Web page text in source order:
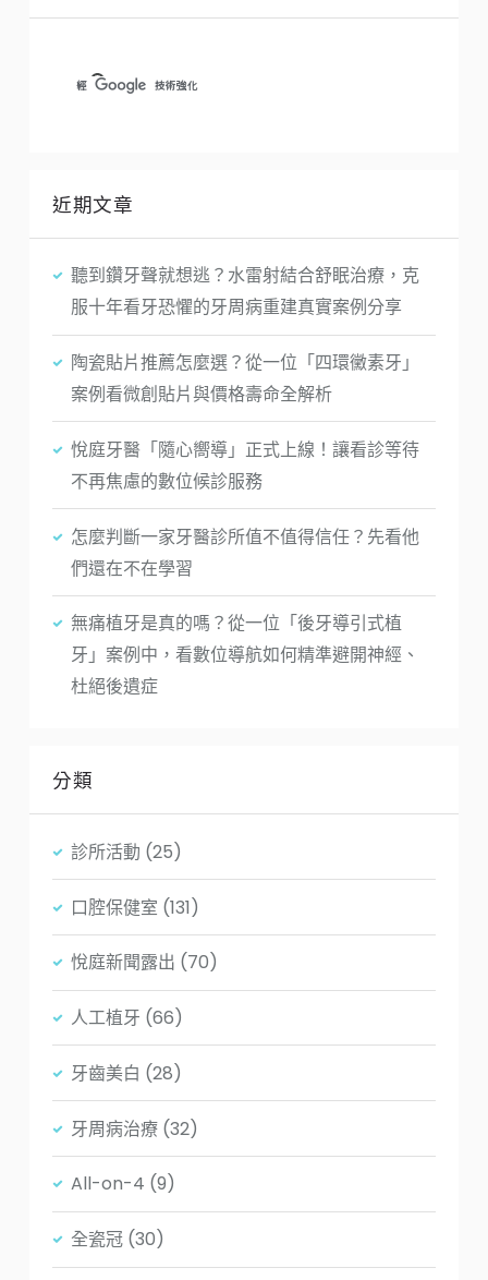
近期文章
聽到鑽牙聲就想逃？水雷射結合舒眠治療，克
服十年看牙恐懼的牙周病重建真實案例分享
陶瓷貼片推薦怎麼選？從一位「四環黴素牙」
案例看微創貼片與價格壽命全解析
悅庭牙醫「隨心嚮導」正式上線！讓看診等待
不再焦慮的數位候診服務
怎麼判斷一家牙醫診所值不值得信任？先看他
們還在不在學習
無痛植牙是真的嗎？從一位「後牙導引式植
牙」案例中，看數位導航如何精準避開神經、
杜絕後遺症
分類
診所活動 (25)
口腔保健室 (131)
悅庭新聞露出 (70)
人工植牙 (66)
牙齒美白 (28)
牙周病治療 (32)
All-on-4 (9)
全瓷冠 (30)